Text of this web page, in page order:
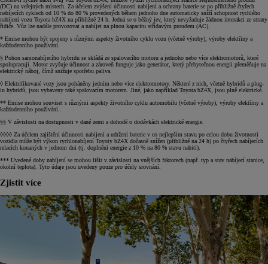
(DC) na veřejných místech. Za účelem zvýšení účinnosti nabíjení a ochrany baterie se po přibližně čtyřech
nabíjecích cyklech od 10 % do 80 % provedených během jednoho dne automaticky sníží schopnost rychlého
nabíjení vozu Toyota bZ4X na přibližně 24 h. Jedná se o běžný jev, který nevyžaduje žádnou interakci ze strany
řidiče. Vůz lze nadále provozovat a nabíjet na plnou kapacitu střídavým proudem (AC).
* Emise mohou být spojeny s různými aspekty životního cyklu vozu (včetně výroby), výroby elektřiny a
každodenního používání.
§ Pohon samonabíjecího hybridu se skládá ze spalovacího motoru a jednoho nebo více elektromotorů, které
spolupracují. Motor zvyšuje účinnost a zároveň funguje jako generátor, který přebytečnou energii přeměňuje na
elektrický náboj, čímž snižuje spotřebu paliva.
◊ Elektrifikované vozy jsou poháněny jedním nebo více elektromotory. Některé z nich, včetně hybridů a plug-
in hybridů, jsou vybaveny také spalovacím motorem. Jiné, jako například Toyota bZ4X, jsou plně elektrické.
** Emise mohou souviset s různými aspekty životního cyklu automobilu (včetně výroby), výroby elektřiny a
každodenního používání..
§§ V závislosti na dostupnosti v dané zemi a dohodě o dodávkách elektrické energie.
◊◊◊◊ Za účelem zajištění účinnosti nabíjení a udržení baterie v co nejlepším stavu po celou dobu životnosti
vozidla může být výkon rychlonabíjení Toyoty bZ4X dočasně snížen (přibližně na 24 h) po čtyřech nabíjecích
relacích konaných v jednom dni (tj. doplnění energie z 10 % na 80 % stavu nabití).
*** Uvedené doby nabíjení se mohou lišit v závislosti na vnějších faktorech (např. typ a stav nabíjecí stanice,
okolní teplota). Tyto údaje jsou uvedeny pouze pro účely srovnání.
Zjistit více